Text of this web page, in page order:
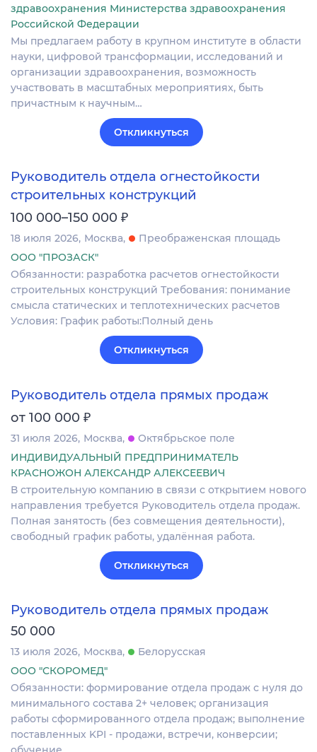
здравоохранения Министерства здравоохранения
Российской Федерации
Мы предлагаем работу в крупном институте в области
науки, цифровой трансформации, исследований и
организации здравоохранения, возможность
участвовать в масштабных мероприятиях, быть
причастным к научным…
Откликнуться
Руководитель отдела огнестойкости
строительных конструкций
100 000–150 000 ₽
18 июля 2026 Москва
Преображенская площадь
ООО "ПРОЗАСК"
Обязанности: разработка расчетов огнестойкости
строительных конструкций Требования: понимание
смысла статических и теплотехнических расчетов
Условия: График работы:Полный день
Откликнуться
Руководитель отдела прямых продаж
от 100 000 ₽
31 июля 2026 Москва
Октябрьское поле
ИНДИВИДУАЛЬНЫЙ ПРЕДПРИНИМАТЕЛЬ
КРАСНОЖОН АЛЕКСАНДР АЛЕКСЕЕВИЧ
В строительную компанию в связи с открытием нового
направления требуется Руководитель отдела продаж.
Полная занятость (без совмещения деятельности),
свободный график работы, удалённая работа.
Откликнуться
Руководитель отдела прямых продаж
50 000
13 июля 2026 Москва
Белорусская
ООО "СКОРОМЕД"
Обязанности: формирование отдела продаж с нуля до
минимального состава 2+ человек; организация
работы сформированного отдела продаж; выполнение
поставленных KPI - продажи, встречи, конверсии;